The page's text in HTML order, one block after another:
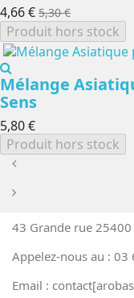
4,66 € 5,30 €
Produit hors stock
Mélange
Sens
5,80 €
Produit hors stock
43 Grande rue 25400
Appelez-nous au : 03
Email :